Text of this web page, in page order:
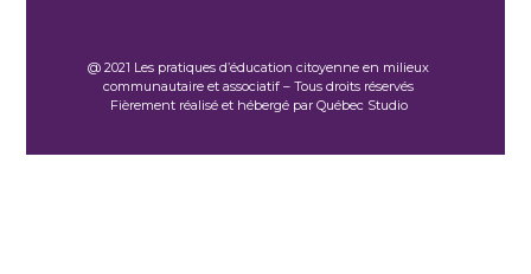
@ 2021 Les pratiques d’éducation citoyenne en milieux
communautaire et associatif – Tous droits réservés
Fièrement réalisé et hébergé par Québec Studio